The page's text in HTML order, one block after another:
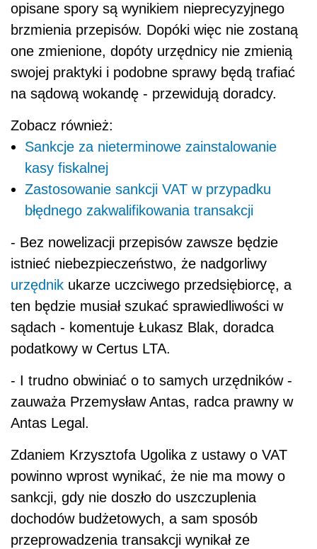
opisane spory są wynikiem nieprecyzyjnego
brzmienia przepisów. Dopóki więc nie zostaną
one zmienione, dopóty urzędnicy nie zmienią
swojej praktyki i podobne sprawy będą trafiać
na sądową wokandę - przewidują doradcy.
Zobacz również:
Sankcje za nieterminowe zainstalowanie
kasy fiskalnej
Zastosowanie sankcji VAT w przypadku
błędnego zakwalifikowania transakcji
- Bez nowelizacji przepisów zawsze będzie
istnieć niebezpieczeństwo, że nadgorliwy
urzędnik ukarze uczciwego przedsiębiorcę, a
ten będzie musiał szukać sprawiedliwości w
sądach - komentuje Łukasz Blak, doradca
podatkowy w Certus LTA.
- I trudno obwiniać o to samych urzędników -
zauważa Przemysław Antas, radca prawny w
Antas Legal.
Zdaniem Krzysztofa Ugolika z ustawy o VAT
powinno wprost wynikać, że nie ma mowy o
sankcji, gdy nie doszło do uszczuplenia
dochodów budżetowych, a sam sposób
przeprowadzenia transakcji wynikał ze